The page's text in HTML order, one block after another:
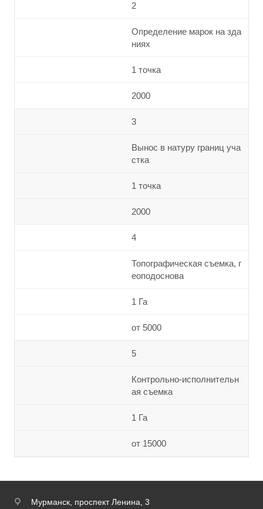
2
Определение марок на зда
ниях
1 точка
2000
3
Вынос в натуру границ уча
стка
1 точка
2000
4
Топографическая съемка, г
еоподоснова
1 Га
от 5000
5
Контрольно-исполнительн
ая съемка
1 Га
от 15000
Мурманск, проспект Ленина, 3